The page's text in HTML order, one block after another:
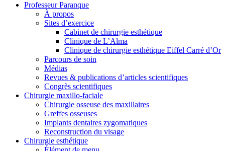
Professeur Paranque
À propos
Sites d’exercice
Cabinet de chirurgie esthétique
Clinique de L’Alma
Clinique de chirurgie esthétique Eiffel Carré d’Or
Parcours de soin
Médias
Revues & publications d’articles scientifiques
Congrès scientifiques
Chirurgie maxillo-faciale
Chirurgie osseuse des maxillaires
Greffes osseuses
Implants dentaires zygomatiques
Reconstruction du visage
Chirurgie esthétique